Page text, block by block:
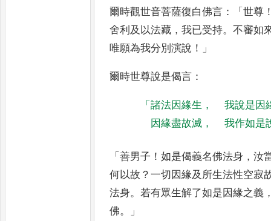
爾時觀世音菩薩復白佛言 ：「世尊
舍利及以法藏 ，我已受持。不審如
唯願為我分別演說 ！」
爾時世尊說是偈言 ：
「諸法因緣生 ，
我說是因
因緣盡故滅 ， 我作如是
「善男子 ！如是偈義名佛法身 ，汝
何以故 ？一切因緣及所生法性空寂
法身。若有眾生解了如是因緣之義
佛。」